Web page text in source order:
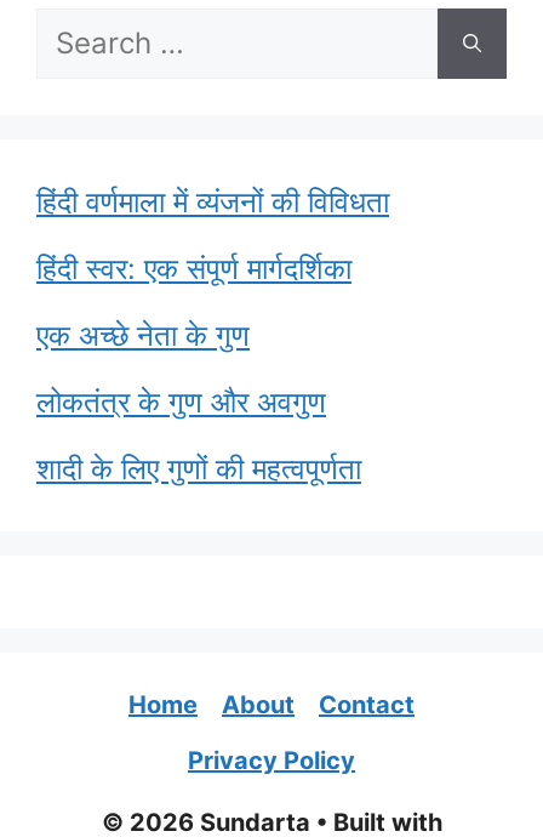
Search
हिंदी वर्णमाला में व्यंजनों की विविधता
हिंदी स्वर: एक संपूर्ण मार्गदर्शिका
एक अच्छे नेता के गुण
लोकतंत्र के गुण और अवगुण
शादी के लिए गुणों की महत्वपूर्णता
Home About
Contact
Privacy Policy
© 2026 Sundarta • Built with